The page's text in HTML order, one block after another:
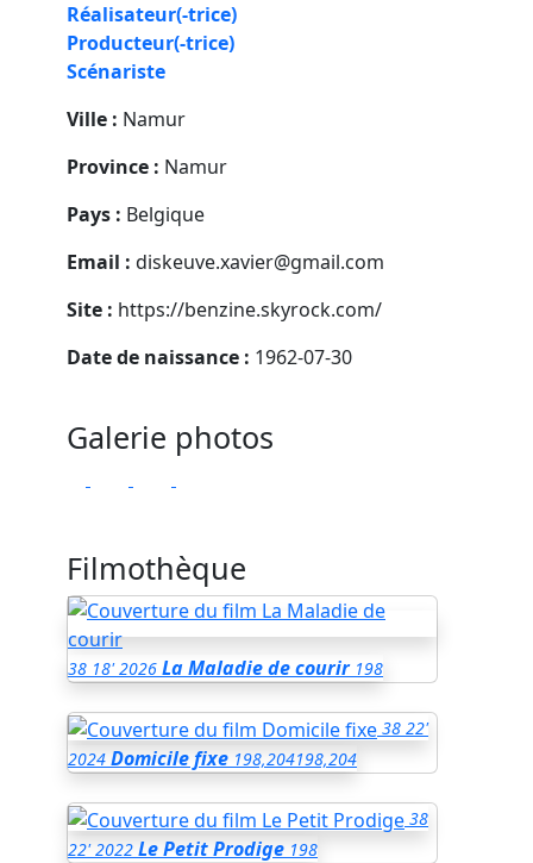
Réalisateur(-trice)
Producteur(-trice)
Scénariste
Ville : Namur
Province : Namur
Pays : Belgique
Email : diskeuve.xavier@gmail.com
Site : https://benzine.skyrock.com/
Date de naissance : 1962-07-30
Galerie photos
Filmothèque
38 18' 2026 La Maladie de courir 198
38 22'
2024 Domicile fixe 198,204198,204
38
22' 2022 Le Petit Prodige 198